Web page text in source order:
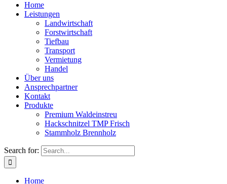
Home
Leistungen
Landwirtschaft
Forstwirtschaft
Tiefbau
Transport
Vermietung
Handel
Über uns
Ansprechpartner
Kontakt
Produkte
Premium Waldeinstreu
Hackschnitzel TMP Frisch
Stammholz Brennholz
Search for:
Home